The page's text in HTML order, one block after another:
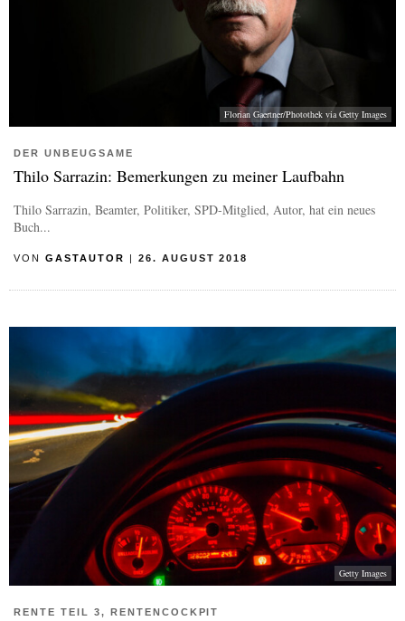
Florian Gaertner/Photothek via Getty Images
DER UNBEUGSAME
Thilo Sarrazin: Bemerkungen zu meiner Laufbahn
Thilo Sarrazin, Beamter, Politiker, SPD-Mitglied, Autor, hat ein neues
Buch...
VON GASTAUTOR | 26. AUGUST 2018
Getty Images
RENTE TEIL 3, RENTENCOCKPIT